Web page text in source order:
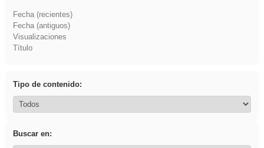
Fecha (recientes)
Fecha (antiguos)
Visualizaciones
Título
Tipo de contenido:
Buscar en: